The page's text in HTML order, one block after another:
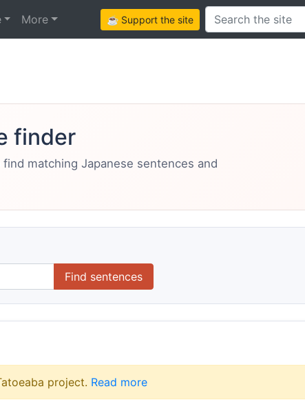
More ☕ Support the siteSearch this site
finder
matching Japanese sentences and
Find sentences
project. Read more